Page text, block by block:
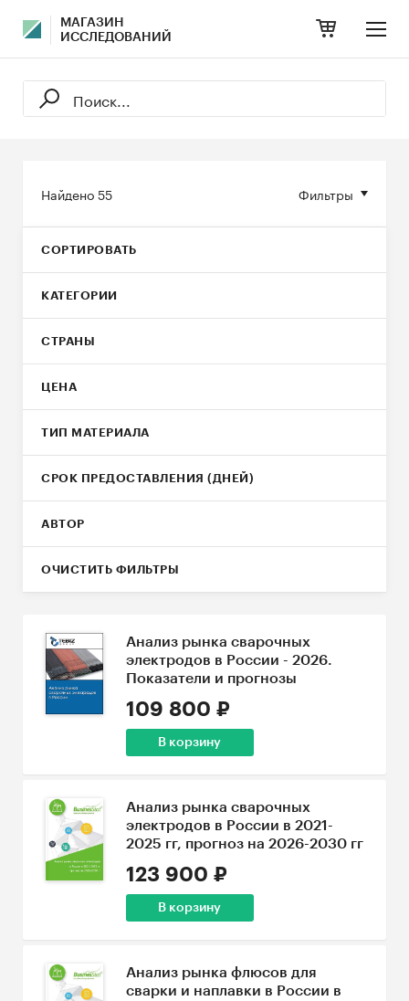
МАГАЗИН
ИССЛЕДОВАНИЙ
Фильтры
Найдено55
СОРТИРОВАТЬ
КАТЕГОРИИ
СТРАНЫ
ЦЕНА
ТИП МАТЕРИАЛА
СРОК ПРЕДОСТАВЛЕНИЯ (ДНЕЙ)
АВТОР
ОЧИСТИТЬ ФИЛЬТРЫ
Анализ рынка сварочных
электродов в России - 2026.
Показатели и прогнозы
109 800 ₽
В корзину
Анализ рынка сварочных
электродов в России в 2021-
2025 гг, прогноз на 2026-2030 гг
123 900 ₽
В корзину
Анализ рынка флюсов для
сварки и наплавки в России в